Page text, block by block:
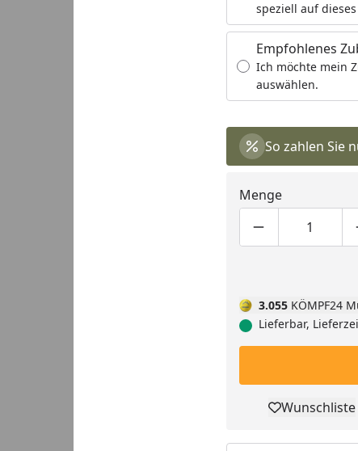
speziell auf
Empfohlenes
Ich möchte mein
auswählen.
So zahlen Sie
Menge
Produktmenge
3.055 KÖMPF24
Lieferbar,
Wunschliste